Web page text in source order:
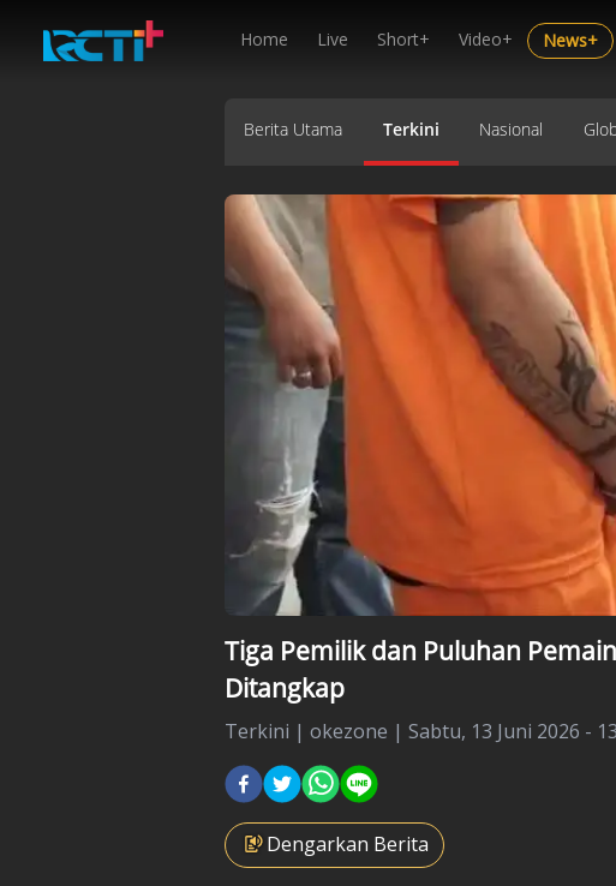
Home Live Short+ Video+ News+
Berita Utama Terkini Nasional
Tiga Pemilik dan Puluhan
Ditangkap
Terkini | okezone | Sabtu, 13 Juni 2026 -
Dengarkan Berita